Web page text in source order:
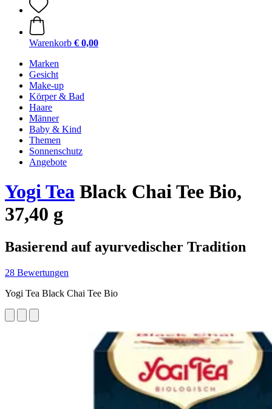
Warenkorb € 0,00
Marken
Gesicht
Make-up
Körper & Bad
Haare
Männer
Baby & Kind
Themen
Sonnenschutz
Angebote
Yogi Tea Black Chai Tee Bio,
37,40 g
Basierend auf ayurvedischer Tradition
28 Bewertungen
Yogi Tea Black Chai Tee Bio